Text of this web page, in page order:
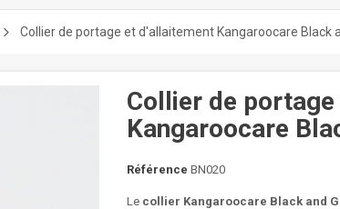
Collier de portage et d'allaitement Kangaroocare Black
Collier de
Kangaroocare
Référence BN020
Le collier Kangaroocare Black and